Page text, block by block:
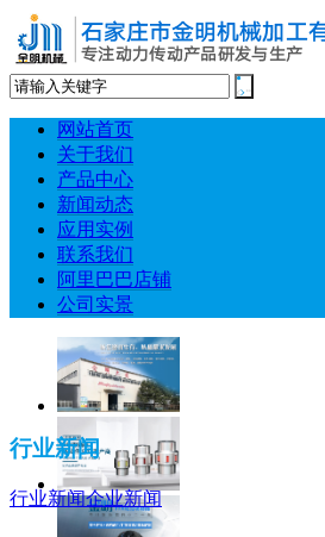
网站首页
关于我们
产品中心
新闻动态
应用实例
联系我们
阿里巴巴店铺
公司实景
行业新闻
行业新闻企业新闻